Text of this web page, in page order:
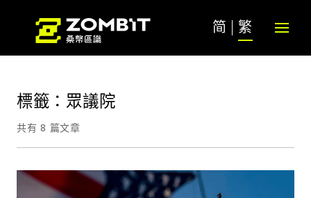
简 繁
標籤：眾議院
共有 8 篇文章